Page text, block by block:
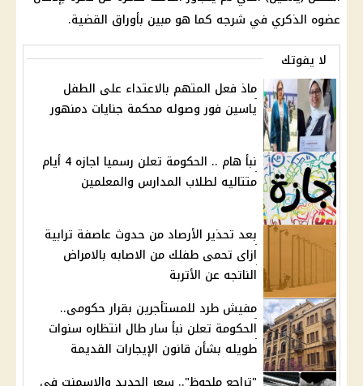
عضوه الذكري في شرجه كما هو مبين بأوراق القضية.
لا يفوتك
ماذ فعل المتهم بالاعتداء على الطفل
ياسين فور وصوله محكمة جنايات دمنهور
نبأ هام .. الحكومة تعلن رسميا اجازه 4 أيام
متتاليه لطلاب المدارس والمعلمين
بعد تحذير الأرصاد من حدوث عاصفة ترابية
ازاى تحمى طفلك من الاصابه بالامراض
الناتجه عن الأتربة
مفيش طرد للمستأجرين بقرار حكومى..
الحكومة تعلن نبأ سار طال انتظاره سنوات
طويله بشأن قانون الإيجارات القديمة